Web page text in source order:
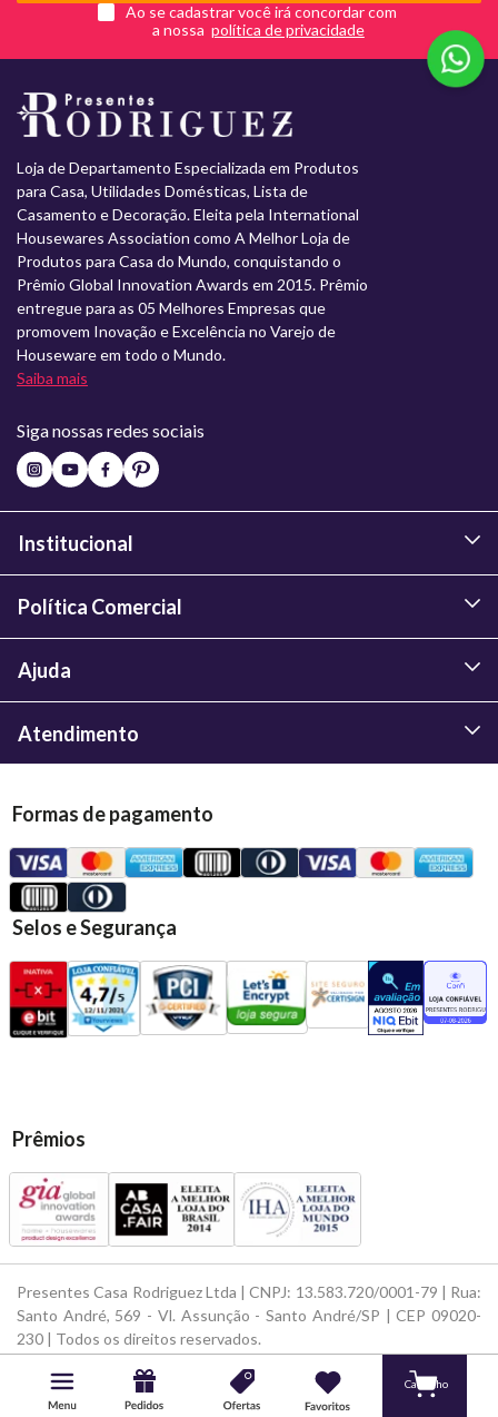
Ao se cadastrar você irá concordar com
a nossa
Loja de Departamento Especializada em Produtos
para Casa, Utilidades Domésticas, Lista de
Casamento e Decoração. Eleita pela International
Housewares Association como A Melhor Loja de
Produtos para Casa do Mundo, conquistando o
Prêmio Global Innovation Awards em 2015. Prêmio
entregue para as 05 Melhores Empresas que
promovem Inovação e Excelência no Varejo de
Houseware em todo o Mundo.
Saiba mais
Siga nossas redes sociais
Institucional
Política Comercial
Ajuda
Atendimento
Formas de pagamento
Selos e Segurança
Prêmios
Presentes Casa Rodriguez Ltda | CNPJ: 13.583.720/0001-79 | Rua:
Santo André, 569 - Vl. Assunção - Santo André/SP | CEP 09020-
230 | Todos os direitos reservados.
Powered byDeveloped by